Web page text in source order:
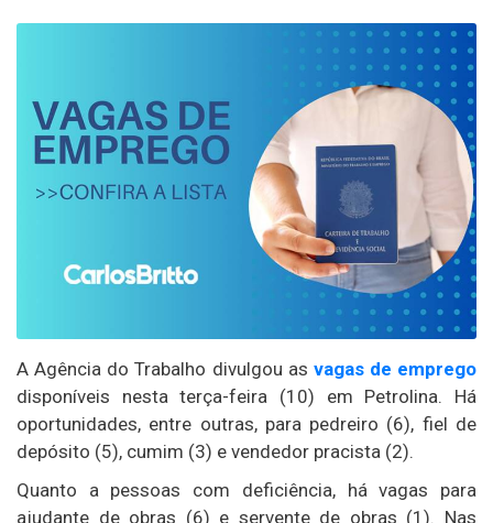
A Agência do Trabalho divulgou as vagas de emprego
disponíveis nesta terça-feira (10) em Petrolina. Há
oportunidades, entre outras, para pedreiro (6), fiel de
depósito (5), cumim (3) e vendedor pracista (2).
Quanto a pessoas com deficiência, há vagas para
ajudante de obras (6) e servente de obras (1). Nas